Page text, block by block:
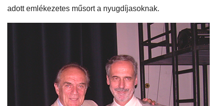
adott emlékezetes műsort a nyugdíjasoknak.